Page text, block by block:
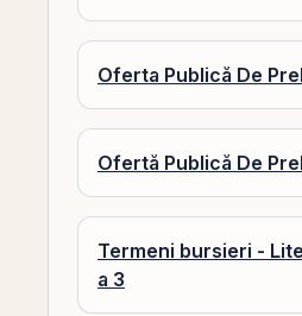
Oferta Publică De
Ofertă Publică De
Termeni bursieri -
a 3